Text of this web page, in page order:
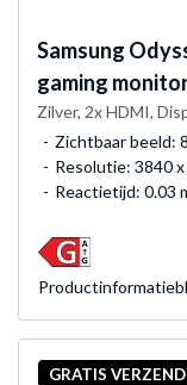
Samsung
gaming
Zilver, 2x HDMI,
Zichtbaar beeld:
Resolutie: 3840
Reactietijd: 0.03
GRATIS